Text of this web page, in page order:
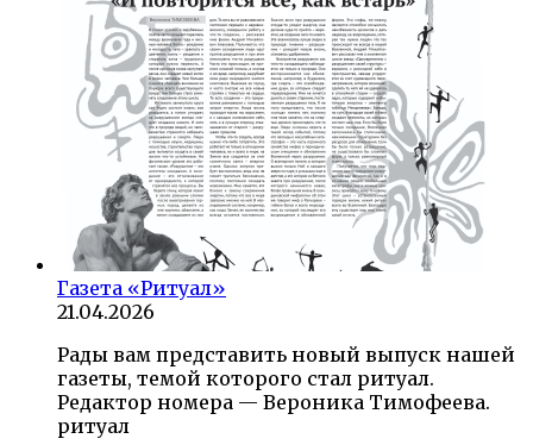
Газета «Ритуал»
21.04.2026
Рады вам представить новый выпуск нашей
газеты, темой которого стал ритуал.
Редактор номера — Вероника Тимофеева.
ритуал